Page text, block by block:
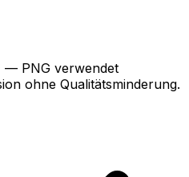
PNG verwendet
ohne Qualitätsminderung.